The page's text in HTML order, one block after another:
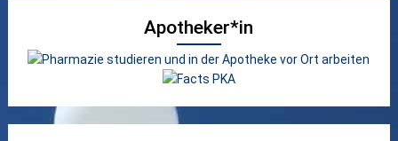
Hamburg
Apotheker*in